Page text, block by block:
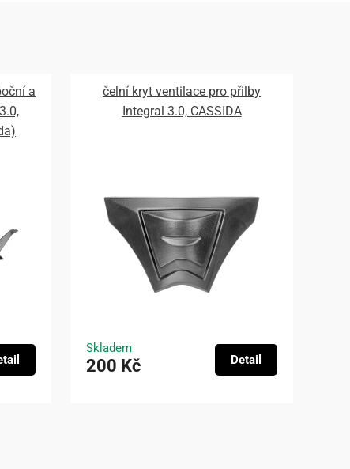
a
čelní kryt ventilace pro přilby
Integral 3.0, CASSIDA
Skladem
200 Kč Detail